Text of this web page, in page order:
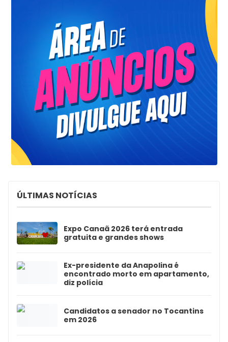
ÚLTIMAS NOTÍCIAS
Expo Canaã 2026 terá entrada
gratuita e grandes shows
Ex-presidente da Anapolina é
encontrado morto em apartamento,
diz polícia
Candidatos a senador no Tocantins
em 2026